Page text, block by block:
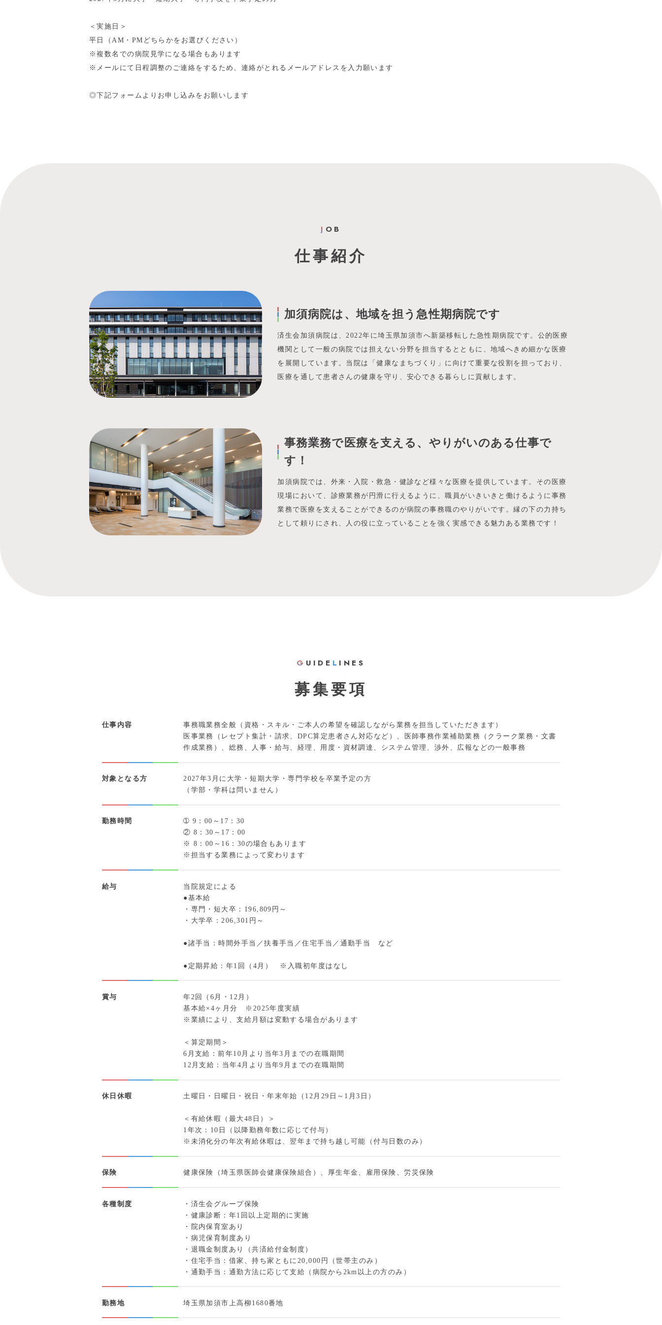
＜実施日＞
平日（AM・PMどちらかをお選びください）
※複数名での病院見学になる場合もあります
※メールにて日程調整のご連絡をするため、連絡がとれるメールアドレスを入力願います
◎下記フォームよりお申し込みをお願いします
J OB
仕事紹介
加須病院は、地域を担う急性期病院です
済生会加須病院は、2022年に埼玉県加須市へ新築移転した急性期病院です。公的医療
機関として一般の病院では担えない分野を担当するとともに、地域へきめ細かな医療
を展開しています。当院は「健康なまちづくり」に向けて重要な役割を担っており、
医療を通して患者さんの健康を守り、安心できる暮らしに貢献します。
事務業務で医療を支える、やりがいのある仕事で
す！
加須病院では、外来・入院・救急・健診など様々な医療を提供しています。その医療
現場において、診療業務が円滑に行えるように、職員がいきいきと働けるように事務
業務で医療を支えることができるのが病院の事務職のやりがいです。縁の下の力持ち
として頼りにされ、人の役に立っていることを強く実感できる魅力ある業務です！
G UIDE L INES
募集要項
仕事内容
事務職業務全般（資格・スキル・ご本人の希望を確認しながら業務を担当していただきます）
医事業務（レセプト集計・請求、DPC算定患者さん対応など）、医師事務作業補助業務（クラーク業務・文書
作成業務）、総務、人事・給与、経理、用度・資材調達、システム管理、渉外、広報などの一般事務
対象となる方
2027年3月に大学・短期大学・専門学校を卒業予定の方
（学部・学科は問いません）
勤務時間
➀ 9：00～17：30
② 8：30～17：00
※ 8：00～16：30の場合もあります
※担当する業務によって変わります
給与
当院規定による
●基本給
・専門・短大卒：196,809円～
・大学卒：206,301円～
●諸手当：時間外手当／扶養手当／住宅手当／通勤手当 など
●定期昇給：年1回（4月） ※入職初年度はなし
賞与
年2回（6月・12月）
基本給×4ヶ月分 ※2025年度実績
※業績により、支給月額は変動する場合があります
＜算定期間＞
6月支給：前年10月より当年3月までの在職期間
12月支給：当年4月より当年9月までの在職期間
休日休暇 土曜日・日曜日・祝日・年末年始（12月29日～1月3日）
＜有給休暇（最大48日）＞
1年次：10日（以降勤務年数に応じて付与）
※未消化分の年次有給休暇は、翌年まで持ち越し可能（付与日数のみ）
保険 健康保険（埼玉県医師会健康保険組合）、厚生年金、雇用保険、労災保険
各種制度
・済生会グループ保険
・健康診断：年1回以上定期的に実施
・院内保育室あり
・病児保育制度あり
・退職金制度あり（共済給付金制度）
・住宅手当：借家、持ち家ともに20,000円（世帯主のみ）
・通勤手当：通勤方法に応じて支給（病院から2km以上の方のみ）
勤務地 埼玉県加須市上高柳1680番地